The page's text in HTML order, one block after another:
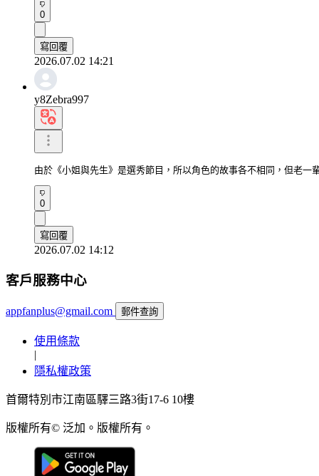
0
寫回覆
2026.07.02 14:21
y8Zebra997
由於《小姐與先生》是選秀節目，所以角色的故事各不相同，但老
0
寫回覆
2026.07.02 14:12
客戶服務中心
appfanplus@gmail.com 郵件查詢
使用條款
|
隱私權政策
首爾特別市江南區驛三路3街17-6 10樓
版權所有© 泛加。版權所有。